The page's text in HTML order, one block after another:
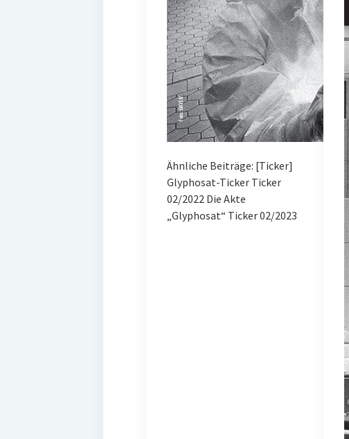
Ähnliche Beiträge: [Ticker]
Glyphosat-Ticker Ticker
02/2022 Die Akte
„Glyphosat“ Ticker 02/2023